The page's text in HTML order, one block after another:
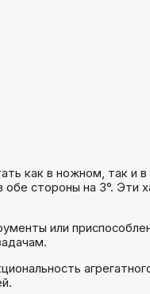
как в ножном, так и
стороны на 3°. Эти
или